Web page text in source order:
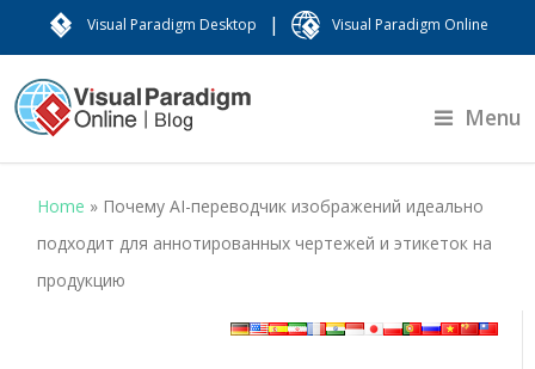
Visual Paradigm Desktop | Visual Paradigm Online
Menu
Home » Почему AI-переводчик изображений идеально
подходит для аннотированных чертежей и этикеток на
продукцию